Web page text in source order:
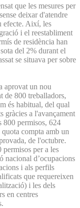
que les mesures per
deixar d'atendre
efecte. Així, les
i el reestabliment
de residència han
del 2% durant el
se situava per sobre
aprovat un nou
de 800 treballadors,
és habitual, del qual
gràcies a l'avançament
800 permisos, 624
compta amb un
de l'octubre.
permisos per a les
nacional d’ocupacions
i als perfils
que requereixen
i les dels
en centres